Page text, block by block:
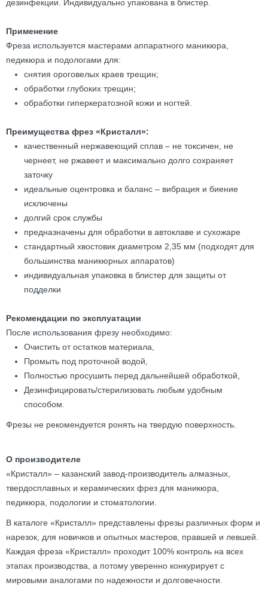
дезинфекции. Индивидуально упакована в блистер.
Применение
Фреза используется мастерами аппаратного маникюра,
педикюра и подологами для:
снятия ороговелых краев трещин;
обработки глубоких трещин;
обработки гиперкератозной кожи и ногтей.
Преимущества фрез «Кристалл»:
качественный нержавеющий сплав – не токсичен, не
чернеет, не ржавеет и максимально долго сохраняет
заточку
идеальные оцентровка и баланс – вибрация и биение
исключены
долгий срок службы
предназначены для обработки в автоклаве и сухожаре
стандартный хвостовик диаметром 2,35 мм (подходят для
большинства маникюрных аппаратов)
индивидуальная упаковка в блистер для защиты от
подделки
Рекомендации по эксплуатации
После использования фрезу необходимо:
Очистить от остатков материала,
Промыть под проточной водой,
Полностью просушить перед дальнейшей обработкой,
Дезинфицировать/стерилизовать любым удобным
способом.
Фрезы не рекомендуется ронять на твердую поверхность.
О производителе
«Кристалл» – казанский завод-производитель алмазных,
твердосплавных и керамических фрез для маникюра,
педикюра, подологии и стоматологии.
В каталоге «Кристалл» представлены фрезы различных форм и
нарезок, для новичков и опытных мастеров, правшей и левшей.
Каждая фреза «Кристалл» проходит 100% контроль на всех
этапах производства, а потому уверенно конкурирует с
мировыми аналогами по надежности и долговечности.